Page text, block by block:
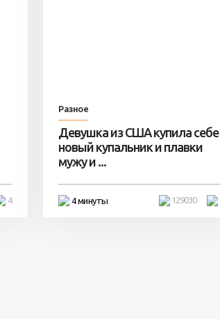
4
Разное
Девушка из США купила себе
новый купальник и плавки
мужу и ...
4 минуты 129030